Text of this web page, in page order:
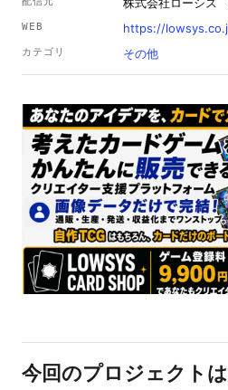
WEB https://
カテゴリ その他
今回のプロジェクト